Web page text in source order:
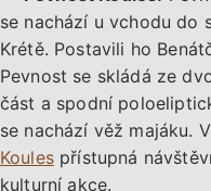
se nachází u vchodu do
Krétě. Postavili ho
Pevnost se skládá ze
část a spodní
se nachází věž majáku.
Koulespřístupná
kulturní akce.